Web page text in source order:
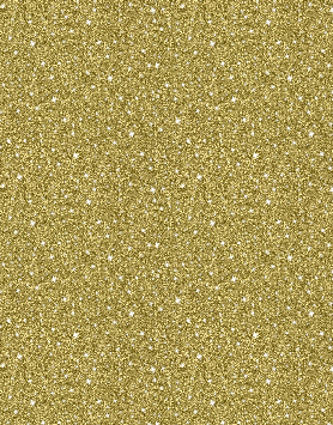
Bewegung.
am KÃ¶rper
gibt zwei Arten
Kurzhaarig
kurzhaarigen
ganzen
ohne
Bei den
dagegen eng
lang, ohne die
KÃ¶rpers zu
gewellt. Das